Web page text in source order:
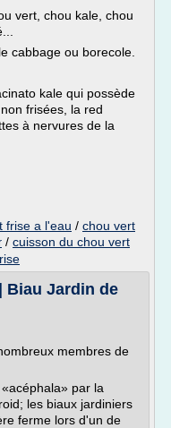
vert, chou kale, chou
cabbage ou borecole.
kale qui possède
frisées, la red
à nervures de la
frise a l'eau / chou vert
/ cuisson du chou vert
Biau Jardin de
membres de
par la
les biaux jardiniers
ferme lors d'un de